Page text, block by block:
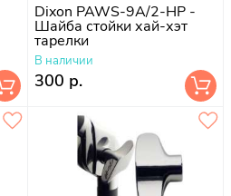
Dixon PAWS-9A/2-HP -
Шайба стойки хай-хэт
тарелки
В наличии
300 р.